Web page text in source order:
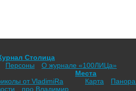
Столица
Персоны
О журнале «100ЛИЦа»
от VladimiRа
Места
Карта
про Владимир